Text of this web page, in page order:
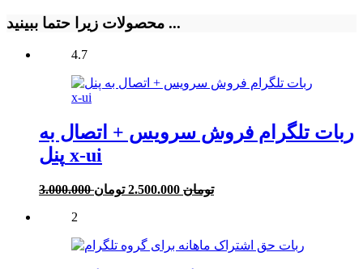
محصولات زیرا حتما ببینید ...
4.7
ربات تلگرام فروش سرویس + اتصال به
پنل x-ui
3.000.000 تومان
قیمت2.500.000 تومان
قیمت
2